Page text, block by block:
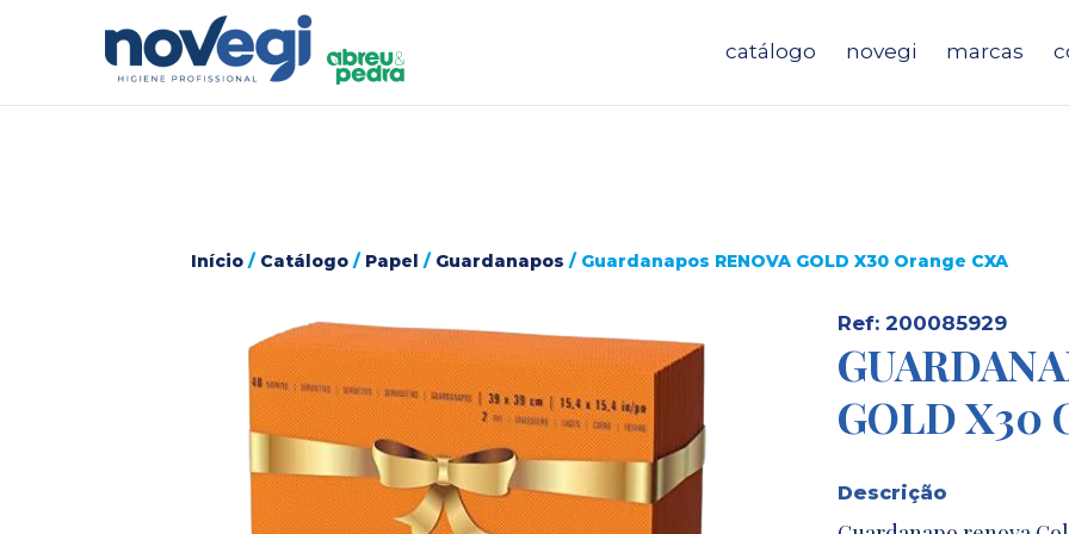
catálogo novegi marcas
Início / Catálogo / Papel / Guardanapos / Guardanapos RENOVA GOLD X30 Orange CXA
Ref: 200085929
GOLD X30
Descrição